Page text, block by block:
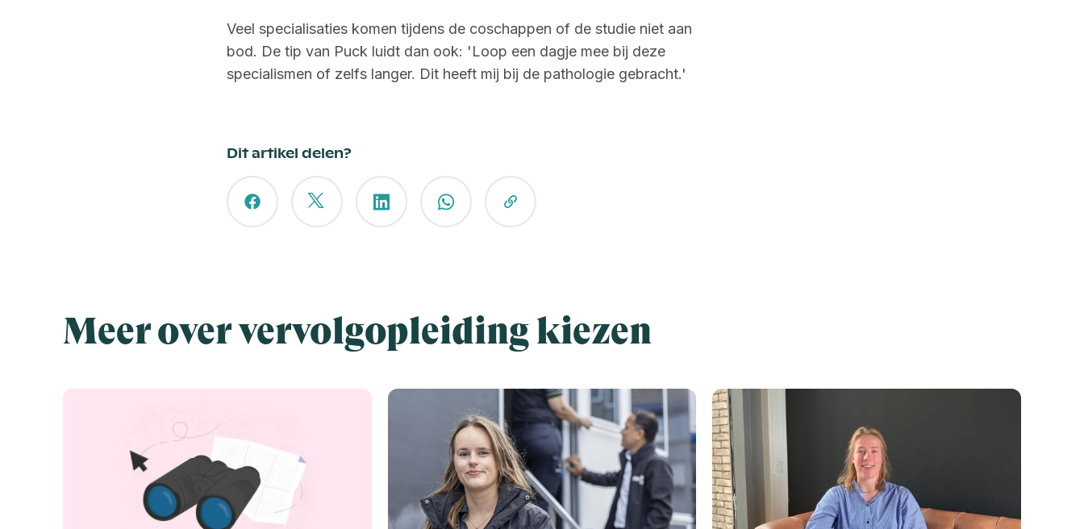
Veel specialisaties komen tijdens de coschappen of de studie niet aan
bod. De tip van Puck luidt dan ook: 'Loop een dagje mee bij deze
specialismen of zelfs langer. Dit heeft mij bij de pathologie gebracht.'
Dit artikel delen?
Meer over vervolgopleiding kiezen